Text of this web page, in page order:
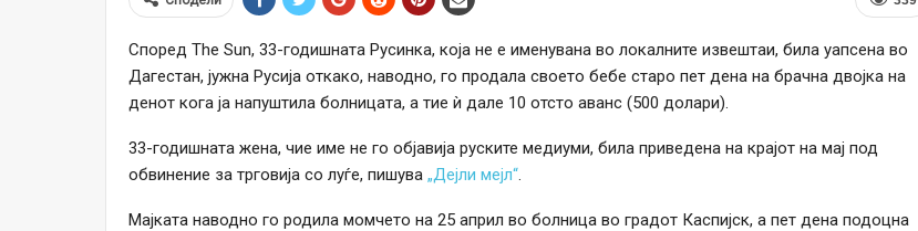
Според The ​​Sun, 33-годишната Русинка, која не е именувана во локалните извештаи, била уапсена во
Дагестан, јужна Русија откако, наводно, го продала своето бебе старо пет дена на брачна двојка на
денот кога ја напуштила болницата, а тие ѝ дале 10 отсто аванс (500 долари).
33-годишната жена, чие име не го објавија руските медиуми, била приведена на крајот на мај под
обвинение за трговија со луѓе, пишува „Дејли мејл“.
Мајката наводно го родила момчето на 25 април во болница во градот Каспијск, а пет дена подоцна